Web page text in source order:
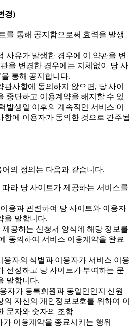
경)
를 통해 공지함으로써 효력을 발생
사유가 발생한 경우에 이 약관을 변
을 변경한 경우에는 지체없이 당 사
통해 공지합니다.
관사항에 동의하지 않으면, 당 사이
중단하고 이용계약을 해지할 수 있
발생일 이후의 계속적인 서비스 이
항에 이용자가 동의한 것으로 간주됩
의 정의는 다음과 같습니다.
따라 당 사이트가 제공하는 서비스를
용과 관련하여 당 사이트와 이용자
을 말합니다.
제공하는 신청서 양식에 해당 정보를
동의하여 서비스 이용계약을 완료
용자의 식별과 이용자가 서비스 이용
선정하고 당 사이트가 부여하는 문
말합니다.
자가 등록회원과 동일인인지 신원
의 자신의 개인정보보호를 위하여 이
문자와 숫자의 조합
가 이용계약을 종료시키는 행위